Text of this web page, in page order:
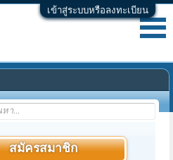
เข้าสู่ระบบหรือลงทะเบียน
สมัครสมาชิก